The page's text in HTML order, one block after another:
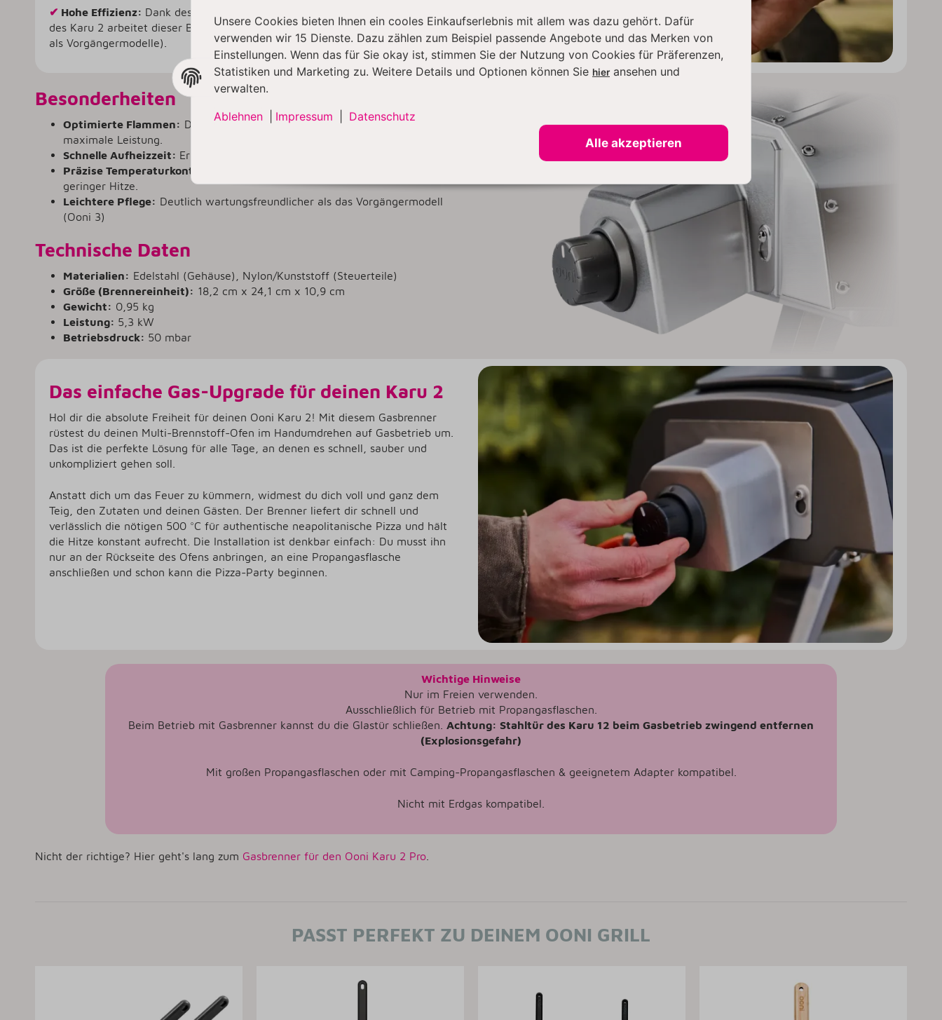
✔ Hohe Effizienz: Dank des optimierten Designs und in Kombination mit der Tür
des Karu 2 arbeitet dieser Brenner besonders gassparend (bis zu 36 % effizienter
als Vorgängermodelle).
Besonderheiten
Optimierte Flammen: Doppelter Venturi-Brenner mit Formkappen für
maximale Leistung.
Schnelle Aufheizzeit: Erreicht 450 °C in nur 25 Minuten.
Präzise Temperaturkontrolle:
geringer Hitze.
Leichtere Pflege: Deutlich wartungsfreundlicher als das Vorgängermodell
(Ooni 3)
Technische Daten
Materialien: Edelstahl (Gehäuse), Nylon/Kunststoff (Steuerteile)
Größe (Brennereinheit): 18,2 cm x 24,1 cm x 10,9 cm
Gewicht: 0,95 kg
Leistung: 5,3 kW
Betriebsdruck: 50 mbar
Das einfache Gas-Upgrade für deinen Karu 2
Hol dir die absolute Freiheit für deinen Ooni Karu 2! Mit diesem Gasbrenner
rüstest du deinen Multi-Brennstoff-Ofen im Handumdrehen auf Gasbetrieb um.
Das ist die perfekte Lösung für alle Tage, an denen es schnell, sauber und
unkompliziert gehen soll.
Anstatt dich um das Feuer zu kümmern, widmest du dich voll und ganz dem
Teig, den Zutaten und deinen Gästen. Der Brenner liefert dir schnell und
verlässlich die nötigen 500 °C für authentische neapolitanische Pizza und hält
die Hitze konstant aufrecht. Die Installation ist denkbar einfach: Du musst ihn
nur an der Rückseite des Ofens anbringen, an eine Propangasflasche
anschließen und schon kann die Pizza-Party beginnen.
Wichtige Hinweise
Nur im Freien verwenden.
Ausschließlich für Betrieb mit Propangasflaschen.
Beim Betrieb mit Gasbrenner kannst du die Glastür schließen. Achtung: Stahltür des Karu 12 beim Gasbetrieb zwingend entfernen
(Explosionsgefahr)
Mit großen Propangasflaschen oder mit Camping-Propangasflaschen & geeignetem Adapter kompatibel.
Nicht mit Erdgas kompatibel.
Nicht der richtige? Hier geht's lang zum Gasbrenner für den Ooni Karu 2 Pro
PASST PERFEKT ZU DEINEM OONI GRILL
Unsere Cookies bieten Ihnen ein cooles Einkaufserlebnis mit allem was dazu gehört. Dafür
verwenden wir 15 Dienste. Dazu zählen zum Beispiel passende Angebote und das Merken von
Einstellungen. Wenn das für Sie okay ist, stimmen Sie der Nutzung von Cookies für Präferenzen,
Statistiken und Marketing zu. Weitere Details und Optionen können Sie hier ansehen und
verwalten.
Ablehnen
Impressum
Datenschutz
Alle akzeptieren